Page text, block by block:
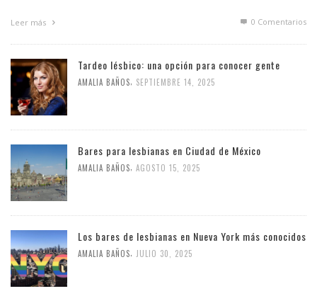
Leer más 0 Comentarios
Tardeo lésbico: una opción para conocer gente
AMALIA BAÑOS SEPTIEMBRE 14, 2025
Bares para lesbianas en Ciudad de México
AMALIA BAÑOS AGOSTO 15, 2025
Los bares de lesbianas en Nueva York más conocidos
AMALIA BAÑOS JULIO 30, 2025